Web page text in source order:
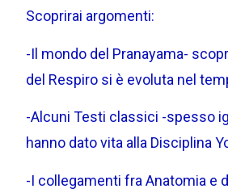
Scoprirai argomenti:
-Il mondo del Pranayama-
del Respiro si è evoluta nel
-Alcuni Testi classici -spesso
hanno dato vita alla Disciplina
-I collegamenti fra Anatomia e